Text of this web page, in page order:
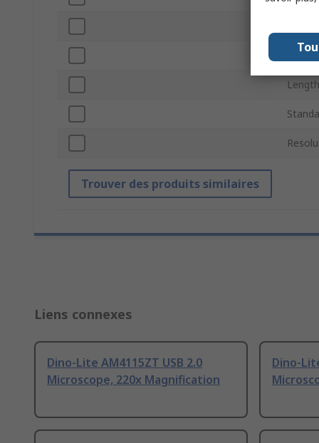
Length
Trouver des produits similaires
Liens connexes
Dino-Lite AM4115ZT USB 2.0
Microscope, 220x Magnification
Dino-